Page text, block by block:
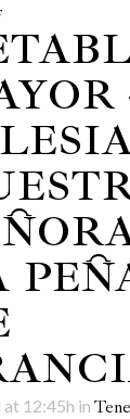
at 12:45h in